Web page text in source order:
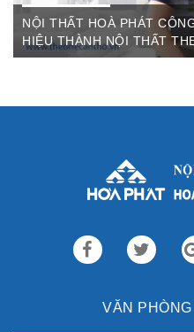
NỘI THẤT HOÀ PHÁT
HIỆU THÀNH NỘI THẤT
VĂN